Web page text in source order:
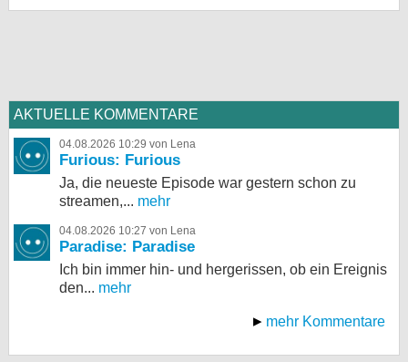
AKTUELLE KOMMENTARE
04.08.2026 10:29 von Lena
Furious: Furious
Ja, die neueste Episode war gestern schon zu
streamen,... mehr
04.08.2026 10:27 von Lena
Paradise: Paradise
Ich bin immer hin- und hergerissen, ob ein Ereignis
den... mehr
mehr Kommentare